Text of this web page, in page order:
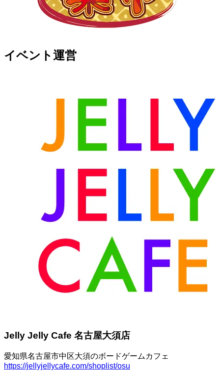
イベント運営
Jelly Jelly Cafe 名古屋大須店
愛知県名古屋市中区大須のボードゲームカフェ
https://jellyjellycafe.com/shoplist/osu